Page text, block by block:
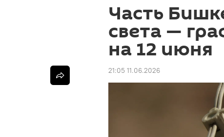
Часть
света —
на 12 июня
21:05 11.06.2026